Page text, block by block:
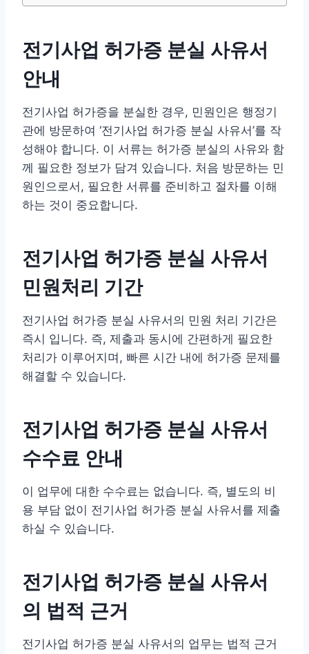
전기사업 허가증 분실 사유서
안내
전기사업 허가증을 분실한 경우, 민원인은 행정기
관에 방문하여 ‘전기사업 허가증 분실 사유서’를 작
성해야 합니다. 이 서류는 허가증 분실의 사유와 함
께 필요한 정보가 담겨 있습니다. 처음 방문하는 민
원인으로서, 필요한 서류를 준비하고 절차를 이해
하는 것이 중요합니다.
전기사업 허가증 분실 사유서
민원처리 기간
전기사업 허가증 분실 사유서의 민원 처리 기간은
즉시 입니다. 즉, 제출과 동시에 간편하게 필요한
처리가 이루어지며, 빠른 시간 내에 허가증 문제를
해결할 수 있습니다.
전기사업 허가증 분실 사유서
수수료 안내
이 업무에 대한 수수료는 없습니다. 즉, 별도의 비
용 부담 없이 전기사업 허가증 분실 사유서를 제출
하실 수 있습니다.
전기사업 허가증 분실 사유서
의 법적 근거
전기사업 허가증 분실 사유서의 업무는 법적 근거